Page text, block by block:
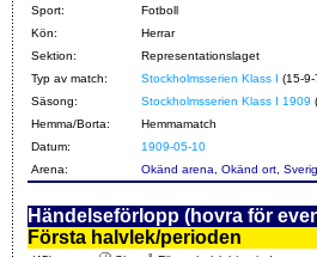
Sport:
Fotboll
Kön:
Herrar
Sektion:
Representationslaget
Typ av match:
Stockholmsserien Klass I (15-
Säsong:
Stockholmsserien Klass I 1909
Hemma/Borta:
Hemmamatch
Datum:
1909-05-10
Arena:
Okänd arena, Okänd ort,
Händelseförlopp (hovra för
Första halvlek/perioden